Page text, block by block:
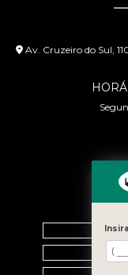
Av. Cruzeiro do Sul,